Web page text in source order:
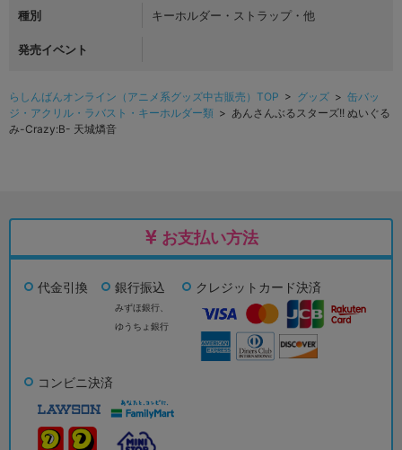
種別 キーホルダー・ストラップ・他
発売イベント
らしんばんオンライン（アニメ系グッズ中古販売）TOP > グッズ > 缶バッ
ジ・アクリル・ラバスト・キーホルダー類 > あんさんぶるスターズ!! ぬいぐる
み-Crazy:B- 天城燐音
お支払い方法
代金引換 銀行振込
みずほ銀行、
ゆうちょ銀行
クレジットカード決済
コンビニ決済